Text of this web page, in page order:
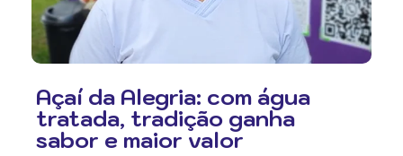
Açaí da Alegria: com água
tratada, tradição ganha
sabor e maior valor